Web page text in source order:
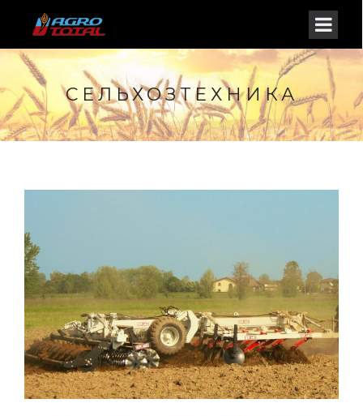
СЕЛЬХОЗТЕХНИКА